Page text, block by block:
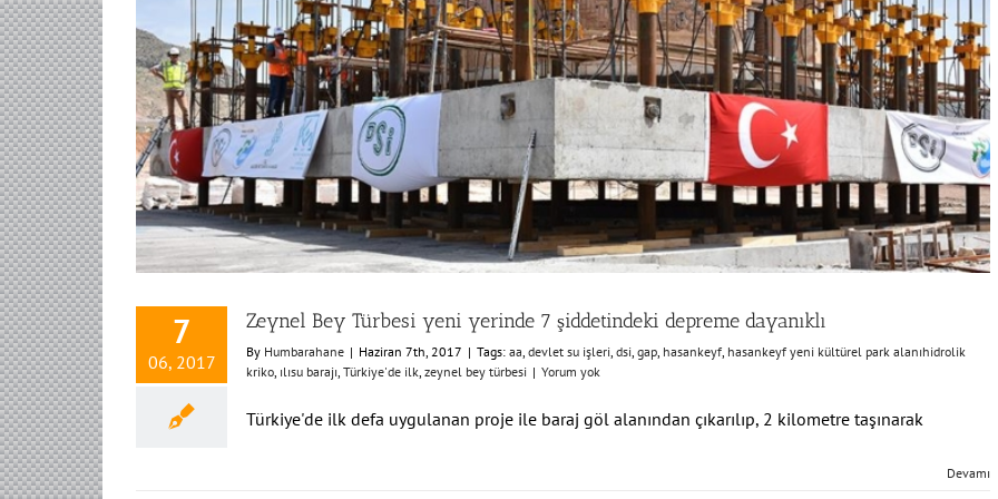
7
06, 2017
Zeynel Bey Türbesi yeni yerinde 7 şiddetindeki depreme dayanıklı
By Humbarahane | Haziran 7th, 2017 | Tags: aa devlet su işleri dsi gap hasankeyf hasankeyf yeni kültürel park alanıhidrolik
kriko ılısu barajı Türkiye'de ilk zeynel bey türbesi | Yorum yok
Türkiye'de ilk defa uygulanan proje ile baraj göl alanından çıkarılıp, 2 kilometre taşınarak
Devamı